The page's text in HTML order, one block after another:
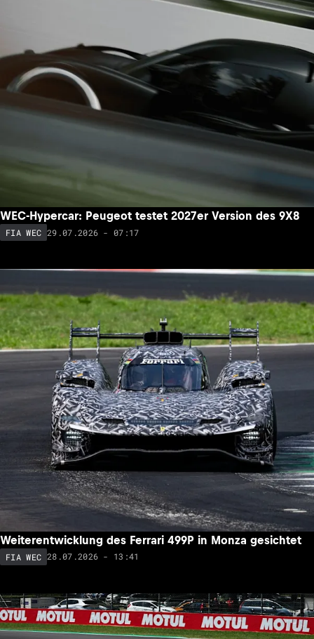
WEC-Hypercar: Peugeot testet 2027er Version des 9X8
FIA WEC 29.07.2026 - 07:17
Weiterentwicklung des Ferrari 499P in Monza gesichtet
FIA WEC 28.07.2026 - 13:41